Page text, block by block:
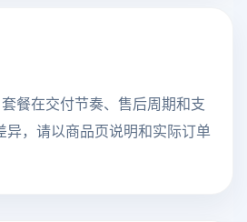
餐在交付节奏、售后周期和支
异，请以商品页说明和实际订单